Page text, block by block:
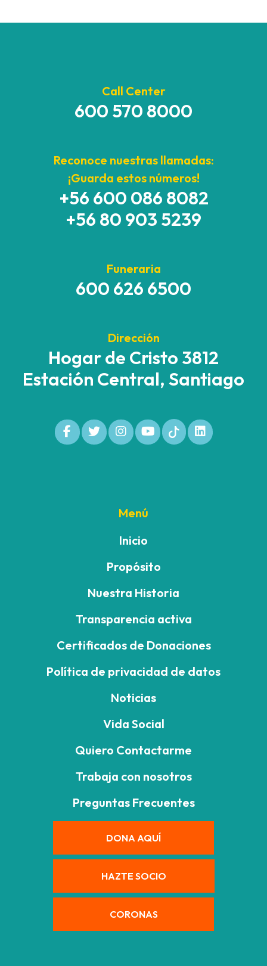
Call Center
600 570 8000
Reconoce nuestras llamadas:
¡Guarda estos números!
+56 600 086 8082
+56 80 903 5239
Funeraria
600 626 6500
Dirección
Hogar de Cristo 3812
Estación Central, Santiago
Menú
Inicio
Propósito
Nuestra Historia
Transparencia activa
Certificados de Donaciones
Política de privacidad de datos
Noticias
Vida Social
Quiero Contactarme
Trabaja con nosotros
Preguntas Frecuentes
DONA AQUÍ
HAZTE SOCIO
CORONAS